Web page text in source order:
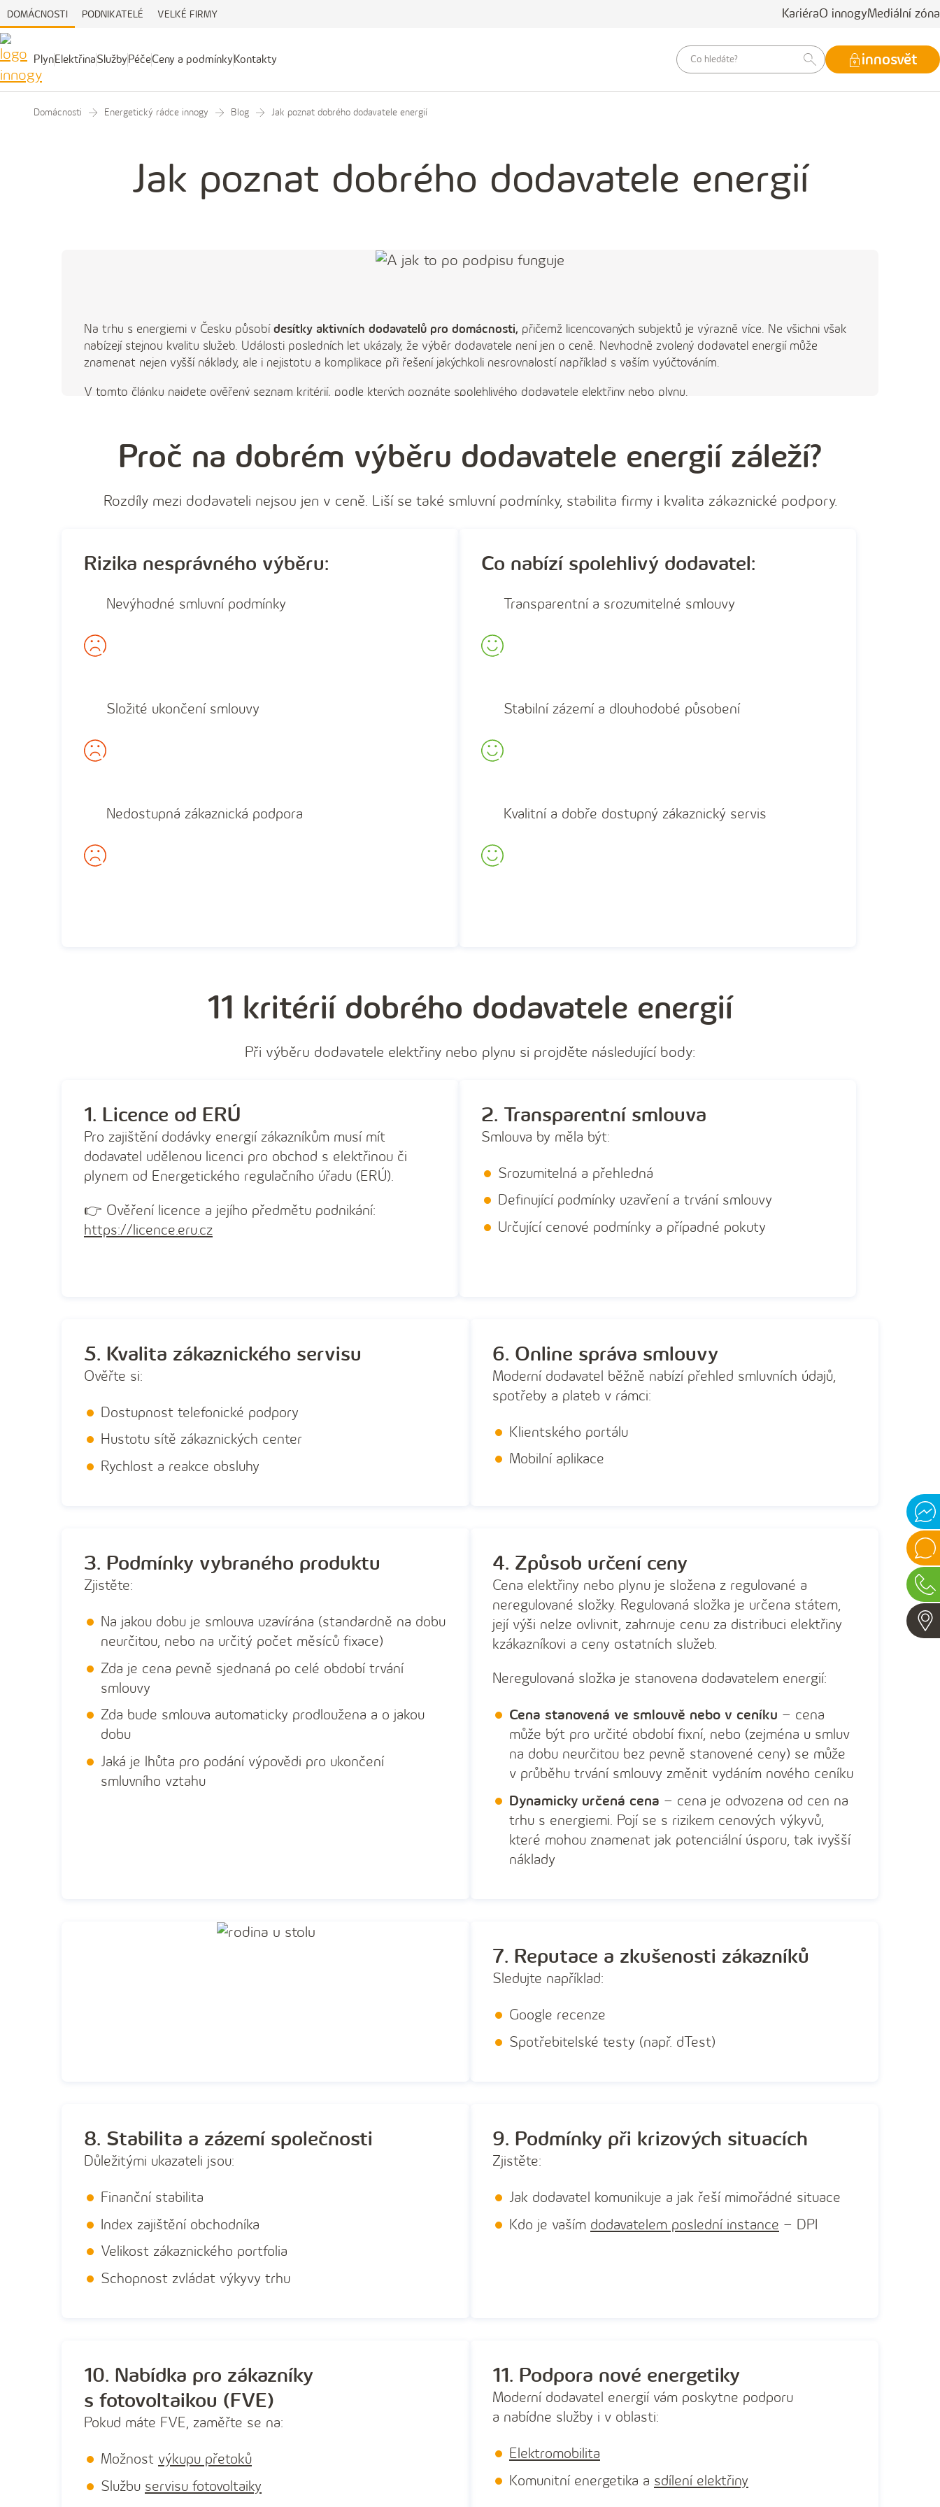
DOMÁCNOSTI PODNIKATELÉ VELKÉ FIRMY KariéraO innogyMediální zóna
Plyn
PlynElektřina
ElektřinaSlužby
Služby Péče
PéčeCeny a podmínky
Ceny
podmínky
Kontakty
Kontakty
vyhledávací
dotaz
innosvět
Domácnosti Energetický rádce innogy Blog Jak poznat dobrého dodavatele energií
Jak poznat dobrého dodavatele energií
Na trhu s energiemi v Česku působídesítky aktivních dodavatelů pro domácnosti, přičemž licencovaných subjektů je výrazně více. Ne všichni však
nabízejí stejnou kvalitu služeb. Události posledních let ukázaly, že výběr dodavatele není jen o ceně. Nevhodně zvolený dodavatel energií může
znamenat nejen vyšší náklady, ale i nejistotu a komplikace při řešení jakýchkoli nesrovnalostí například s vaším vyúčtováním.
V tomto článku najdete ověřený seznam kritérií, podle kterých poznáte spolehlivého dodavatele elektřiny nebo plynu.
Proč na dobrém výběru dodavatele energií záleží?
Rozdíly mezi dodavateli nejsou jen v ceně. Liší se také smluvní podmínky, stabilita firmy i kvalita zákaznické podpory.
Rizika nesprávného výběru:
Nevýhodné smluvní podmínky
Složité ukončení smlouvy
Nedostupná zákaznická podpora
Co nabízí spolehlivý dodavatel:
Transparentní a srozumitelné smlouvy
Stabilní zázemí a dlouhodobé působení
Kvalitní a dobře dostupný zákaznický servis
11 kritérií dobrého dodavatele energií
Při výběru dodavatele elektřiny nebo plynu si projděte následující body:
1. Licence od ERÚ
Pro zajištění dodávky energií zákazníkům musí mít
dodavatel udělenou licenci pro obchod s elektřinou či
plynem od Energetického regulačního úřadu (ERÚ).
👉 Ověření licence a jejího předmětu podnikání:
https://licence.eru.cz
2. Transparentní smlouva
Smlouva by měla být:
Srozumitelná a přehledná
Definující podmínky uzavření a trvání smlouvy
Určující cenové podmínky a případné pokuty
5. Kvalita zákaznického servisu
Ověřte si:
Dostupnost telefonické podpory
Hustotu sítě zákaznických center
Rychlost a reakce obsluhy
6. Online správa smlouvy
Moderní dodavatel běžně nabízí přehled smluvních údajů,
spotřeby a plateb v rámci:
Klientského portálu
Mobilní aplikace
3. Podmínky vybraného produktu
Zjistěte:
Na jakou dobu je smlouva uzavírána (standardně na dobu
neurčitou, nebo na určitý počet měsíců fixace)
Zda je cena pevně sjednaná po celé období trvání
smlouvy
Zda bude smlouva automaticky prodloužena a o jakou
dobu
Jaká je lhůta pro podání výpovědi pro ukončení
smluvního vztahu
4. Způsob určení ceny
Cena elektřiny nebo plynu je složena z regulované a
neregulované složky. Regulovaná složka je určena státem,
její výši nelze ovlivnit, zahrnuje cenu za distribuci elektřiny
kzákazníkovi a ceny ostatních služeb.
Neregulovaná složka je stanovena dodavatelem energií:
Cena stanovená ve smlouvě nebo v ceníku – cena
může být pro určité období fixní, nebo (zejména u smluv
na dobu neurčitou bez pevně stanovené ceny) se může
v průběhu trvání smlouvy změnit vydáním nového ceníku
Dynamicky určená cena – cena je odvozena od cen na
trhu s energiemi. Pojí se s rizikem cenových výkyvů,
které mohou znamenat jak potenciální úsporu, tak ivyšší
náklady
7. Reputace a zkušenosti zákazníků
Sledujte například:
Google recenze
Spotřebitelské testy (např. dTest)
8. Stabilita a zázemí společnosti
Důležitými ukazateli jsou:
Finanční stabilita
Index zajištění obchodníka
Velikost zákaznického portfolia
Schopnost zvládat výkyvy trhu
9. Podmínky při krizových situacích
Zjistěte:
Jak dodavatel komunikuje a jak řeší mimořádné situace
Kdo je vaším dodavatelem poslední instance – DPI
10. Nabídka pro zákazníky
s fotovoltaikou (FVE)
Pokud máte FVE, zaměřte se na:
Možnost výkupu přetoků
Službu servisu fotovoltaiky
11. Podpora nové energetiky
Moderní dodavatel energií vám poskytne podporu
a nabídne služby i v oblasti:
Elektromobilita
Komunitní energetika a sdílení elektřiny
chat
chat